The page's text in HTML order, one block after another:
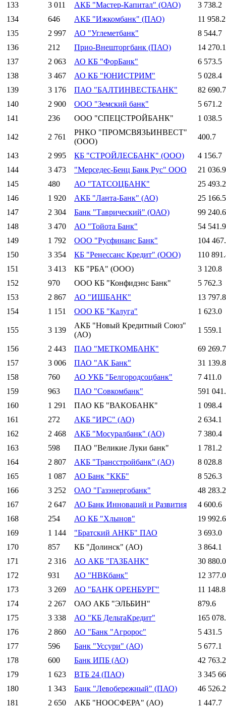
133
3 011 АКБ "Мастер-Капитал" (ОАО)
3 738.2
134
646 АКБ "Ижкомбанк" (ПАО)
11 958.2
135
2 997 АО "Углеметбанк"
8 544.7
136
212 Прио-Внешторгбанк (ПАО)
14 270.1
137
2 063 АО КБ "ФорБанк"
6 573.5
138
3 467 АО КБ "ЮНИСТРИМ"
5 028.4
139
3 176 ПАО "БАЛТИНВЕСТБАНК"
82 690.7
140
2 900 ООО "Земский банк"
5 671.2
141
236 ООО "СПЕЦСТРОЙБАНК" 1 038.5
142 2 761
РНКО "ПРОМСВЯЗЬИНВЕСТ"
(ООО)
400.7
143 2 995 КБ "СТРОЙЛЕСБАНК" (ООО)
4 156.7
144
3 473 "Мерседес-Бенц Банк Рус" ООО
21 036.9
145
480 АО "ТАТСОЦБАНК"
25 493.2
146
1 920 АКБ "Ланта-Банк" (АО)
25 166.5
147
2 304 Банк "Таврический" (ОАО)
99 240.6
148
3 470 АО "Тойота Банк"
54 541.9
149
1 792 ООО "Русфинанс Банк"
104
150
3 354 КБ "Ренессанс Кредит" (ООО)
110
151
3 413 КБ "РБА" (ООО)
3 120.8
152
970 ООО КБ "Конфидэнс Банк"
5 762.3
153
2 867 АО "ИШБАНК"
13 797.8
154
1 151 ООО КБ "Калуга" 1 623.0
155 3 139
АКБ "Новый Кредитный Союз"
(АО)
1 559.1
156 2 443 ПАО "МЕТКОМБАНК"
69 269.7
157
3 006 ПАО "АК Банк"
31 139.8
158
760 АО УКБ "Белгородсоцбанк"
7 411.0
159
963 ПАО "Совкомбанк"
591
160
1 291 ПАО КБ "ВАКОБАНК"
1 098.4
161
272 АКБ "ИРС" (АО)
2 634.1
162
2 468 АКБ "Мосуралбанк" (АО)
7 380.4
163
598 ПАО "Великие Луки банк"
1 781.2
164
2 807 АКБ "Трансстройбанк" (АО)
8 028.8
165
1 087 АО Банк "ККБ"
8 526.3
166
3 252 ОАО "Газэнергобанк"
48 283.2
167
2 647 АО Банк Инноваций и Развития
4 600.6
168
254 АО КБ "Хлынов"
19 992.6
169
1 144 "Братский АНКБ" ПАО
3 693.0
170
857 КБ "Долинск" (АО)
3 864.1
171
2 316 АО АКБ "ГАЗБАНК"
30 880.0
172
931 АО "НВКбанк"
12 377.0
173
3 269 АО "БАНК ОРЕНБУРГ"
11 148.8
174
2 267 ОАО АКБ "ЭЛЬБИН"
879.6
175
3 338 АО "КБ ДельтаКредит"
165
176
2 860 АО "Банк "Агророс"
5 431.5
177
596 Банк "Уссури" (АО)
5 677.1
178
600 Банк ИПБ (АО)
42 763.2
179
1 623 ВТБ 24 (ПАО)
3 345
180
1 343 Банк "Левобережный" (ПАО)
46 526.2
181
2 650 АКБ "НООСФЕРА" (АО)
1 447.7